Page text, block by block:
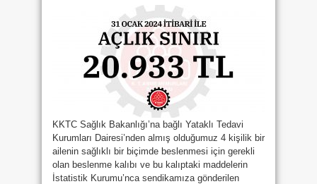
SEPET
GÜNCELLENMELİ
VE
ETKİN
FİYAT
DENETİMİ
YAPILMALIDIR
için
KKTC Sağlık Bakanlığı’na bağlı Yataklı Tedavi
Kurumları Dairesi’nden almış olduğumuz 4 kişilik bir
ailenin sağlıklı bir biçimde beslenmesi için gerekli
olan beslenme kalıbı ve bu kalıptaki maddelerin
İstatistik Kurumu’nca sendikamıza gönderilen